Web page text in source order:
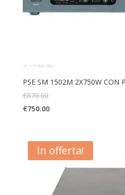
PSE SM 1502M 2X750W CON
€870.00
€750.00
In offerta!